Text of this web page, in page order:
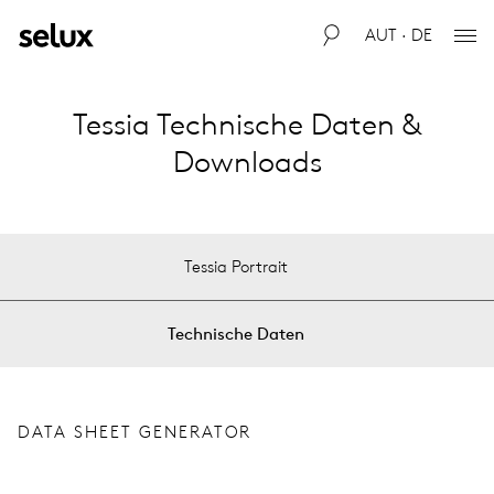
AUT · DE
Tessia Technische Daten &
Downloads
Tessia Portrait
Technische Daten
DATA SHEET GENERATOR